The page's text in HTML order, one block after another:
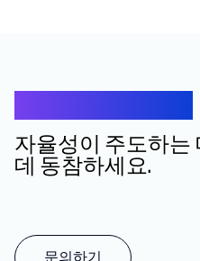
자율성이 주도하는
데 동참하세요.
문의하기